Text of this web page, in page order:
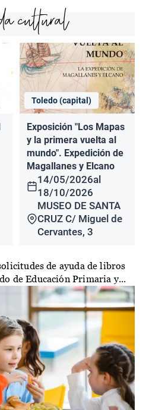
cultural
Toledo (capital)
Exposición "Los Mapas
y la primera vuelta al
mundo". Expedición de
Magallanes y Elcano
14/05/2026al
18/10/2026
MUSEO DE SANTA
CRUZ C/ Miguel de
Cervantes, 3
de ayuda de libros
de Educación Primaria y...